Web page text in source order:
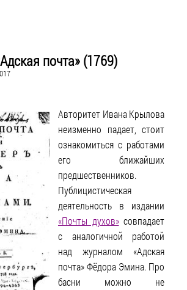
почта» (1769)
Авторитет Ивана Крылова
неизменно падает, стоит
ознакомиться с работами
его ближайших
предшественников.
Публицистическая
деятельность в издании
«Почты духов»совпадает
с аналогичной работой
над журналом «Адская
почта» Фёдора Эмина. Про
басни можно не
CATEGORIES
VISIT WEBSITE